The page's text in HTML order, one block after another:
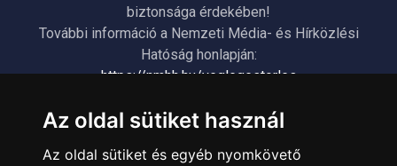
Az oldal sütiket használ
Az oldal sütiket és egyéb nyomkövető
biztonsága érdekében!
További információ a Nemzeti Média- és Hírközlési
Hatóság honlapján:
https://nmhh.hu/veglegestorles
ÜGYFÉLSZOLGÁLAT
Elérhetőségek